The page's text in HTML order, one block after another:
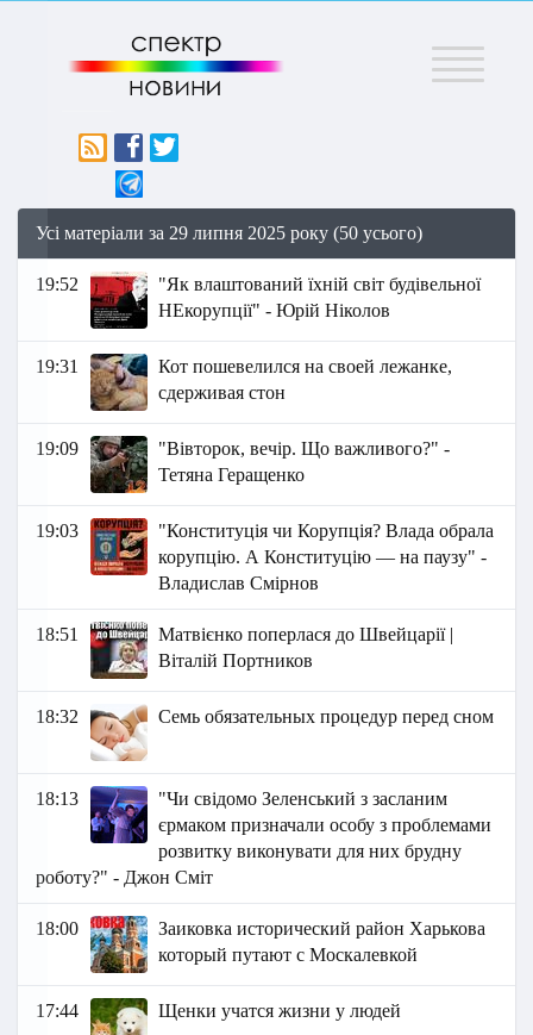
Меню
Усі матеріали за 29 липня 2025 року (50 усього)
19:52
"Як влаштований їхній світ будівельної
НЕкорупції" - Юрій Ніколов
19:31
Кот пошевелился на своей лежанке,
сдерживая стон
19:09
"Вівторок, вечір. Що важливого?" -
Тетяна Геращенко
19:03
"Конституція чи Корупція? Влада обрала
корупцію. А Конституцію — на паузу" -
Владислав Смірнов
18:51
Матвієнко поперлася до Швейцарії |
Віталій Портников
18:32 Семь обязательных процедур перед сном
18:13
"Чи свідомо Зеленський з засланим
єрмаком призначали особу з проблемами
розвитку виконувати для них брудну
роботу?" - Джон Сміт
18:00
Заиковка исторический район Харькова
который путают с Москалевкой
17:44 Щенки учатся жизни у людей